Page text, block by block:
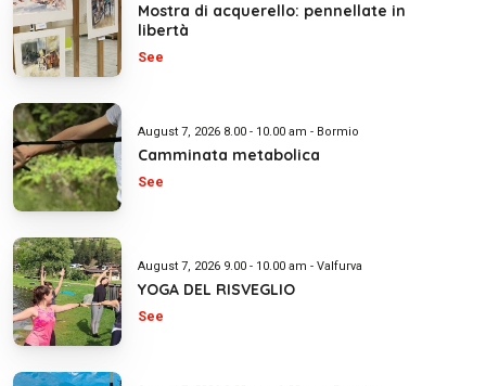
Mostra di acquerello: pennellate in
libertà
See
August 7, 2026 8.00 - 10.00 am - Bormio
Camminata metabolica
See
August 7, 2026 9.00 - 10.00 am - Valfurva
YOGA DEL RISVEGLIO
See